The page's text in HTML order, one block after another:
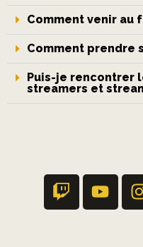
Comment venir au
Comment prendre
Puis-je rencontrer
streamers et